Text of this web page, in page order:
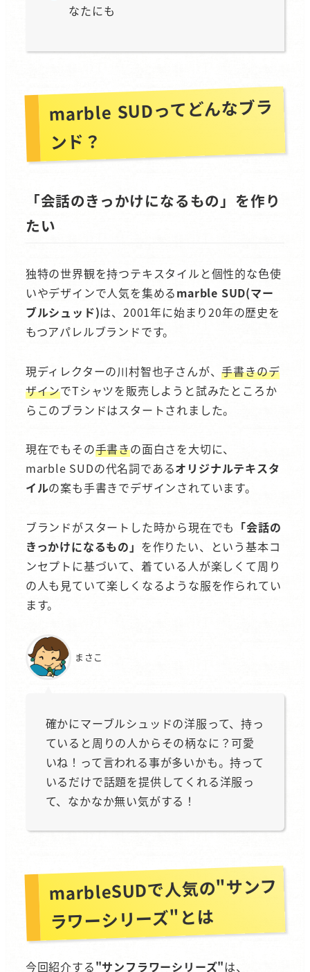
なたにも
marble SUDってどんなブラ
ンド？
「会話のきっかけになるもの」を作り
たい
独特の世界観を持つテキスタイルと個性的な色使
いやデザインで人気を集めるmarble SUD(マー
ブルシュッド)は、2001年に始まり20年の歴史を
もつアパレルブランドです。
現ディレクターの川村智也子さんが、手書きのデ
ザインでTシャツを販売しようと試みたところか
らこのブランドはスタートされました。
現在でもその手書きの面白さを大切に、
marble SUDの代名詞であるオリジナルテキスタ
イルの案も手書きでデザインされています。
ブランドがスタートした時から現在でも 「会話の
きっかけになるもの」 を作りたい、という基本コ
ンセプトに基づいて、着ている人が楽しくて周り
の人も見ていて楽しくなるような服を作られてい
ます。
まさこ
確かにマーブルシュッドの洋服って、持っ
ていると周りの人からその柄なに？可愛
いね！って言われる事が多いかも。持って
いるだけで話題を提供してくれる洋服っ
て、なかなか無い気がする！
marbleSUDで人気の"サンフ
ラワーシリーズ"とは
今回紹介する"サンフラワーシリーズ"は、